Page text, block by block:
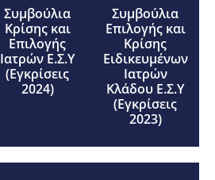
Συμβούλια
Κρίσης και
Επιλογής
Ιατρών Ε.Σ.Υ
(Εγκρίσεις
2024)
Συμβούλια
Επιλογής και
Κρίσης
Ειδικευμένων
Ιατρών
Κλάδου Ε.Σ.Υ
(Εγκρίσεις
2023)